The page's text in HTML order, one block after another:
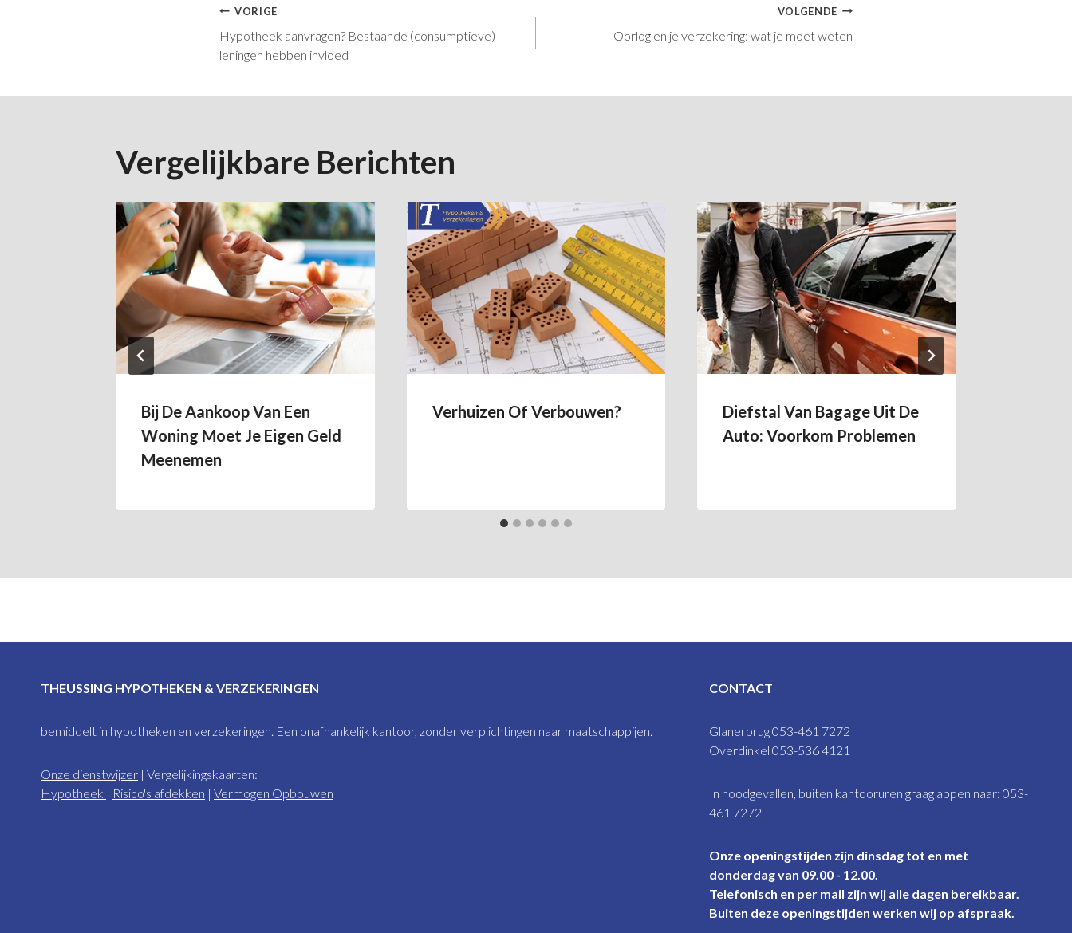
Bericht
Navigatie
VORIGE
Hypotheek aanvragen? Bestaande (consumptieve)
leningen hebben invloed
VOLGENDE
Oorlog en je verzekering: wat je moet weten
Vergelijkbare Berichten
Bij De Aankoop Van Een
Woning Moet Je Eigen Geld
Meenemen
Verhuizen Of Verbouwen?
Diefstal Van Bagage Uit De
Auto: Voorkom Problemen
THEUSSING HYPOTHEKEN & VERZEKERINGEN
bemiddelt in hypotheken en verzekeringen. Een onafhankelijk kantoor, zonder verplichtingen naar maatschappijen.
Onze dienstwijzer | Vergelijkingskaarten:
Hypotheek | Risico's afdekken | Vermogen Opbouwen
CONTACT
Glanerbrug 053-461 7272
Overdinkel 053-536 4121
In noodgevallen, buiten kantooruren graag appen naar: 053-
461 7272
Onze openingstijden zijn dinsdag tot en met
donderdag van 09.00 - 12.00.
Telefonisch en per mail zijn wij alle dagen bereikbaar.
Buiten deze openingstijden werken wij op afspraak.